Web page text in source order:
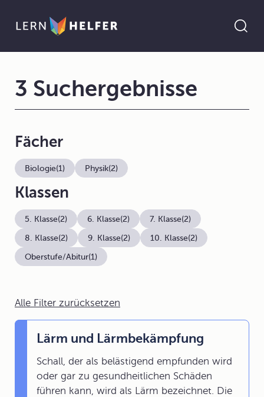
Alle Filter zurücksetzen
Lärm und Lärmbekämpfung
Schall, der als belästigend empfunden wird
oder gar zu gesundheitlichen Schäden
führen kann, wird als Lärm bezeichnet. Die
3 Suchergebnisse
Fächer
Biologie(1) Physik(2)
Klassen
5. Klasse(2) 6. Klasse(2) 7. Klasse(2)
8. Klasse(2) 9. Klasse(2) 10. Klasse(2)
Oberstufe/Abitur(1)